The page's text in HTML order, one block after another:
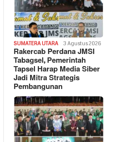
SUMATERA UTARA 3 Agustus 2026
Rakercab Perdana JMSI
Tabagsel, Pemerintah
Tapsel Harap Media Siber
Jadi Mitra Strategis
Pembangunan